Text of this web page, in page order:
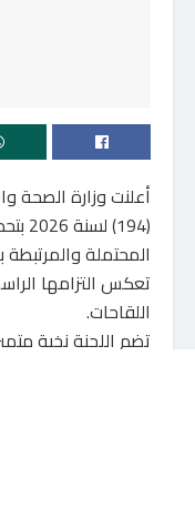
أعلنت وزارة الصحة
المحتملة
تعكس التزامها
اللقاحات.
تضم اللجنة نخبة